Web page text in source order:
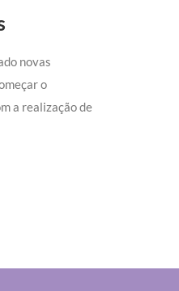
novas
o
a realização de